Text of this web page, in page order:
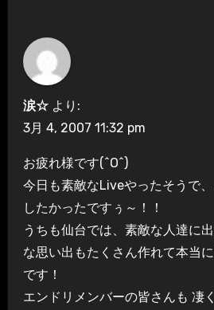
涙☆ より:
3月 4, 2007 11:32 pm
お疲れ様です(^O^)
今日も素敵なLiveやったそうで
したかったですぅ～！！
うちも仙台では、素敵な人達に
な思い出もたくさん作れて本当
です！
エンドリメンバーの皆さんも 凄